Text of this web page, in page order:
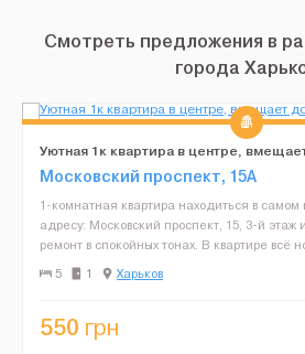
Смотреть предложения в
города
Уютная 1к квартира в центре,
Московский проспект, 15А
1-комнатная квартира находиться в самом
адресу: Московский проспект, 15, 3-й этаж
ремонт в спокойных тонах. В квартире всё
2-х спальная кровать, 2-х спальный диван-
5 1 Харьков
550 грн